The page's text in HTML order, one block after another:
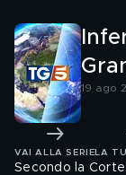
19 ago
VAI ALLA SERIE LA
Secondo la